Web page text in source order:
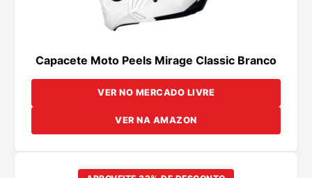
Capacete Moto Peels Mirage Classic Branco
VER NO MERCADO LIVRE
VER NA AMAZON